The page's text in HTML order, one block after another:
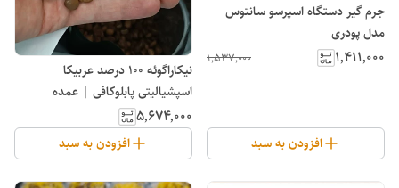
جرم گیر دستگاه اسپرسو سانتوس
مدل پودری
۱٬۴۱۱٬۰۰۰ ۱٬۵۳۷٬۰۰۰
افزودن به سبد
نیکاراگوئه 100 درصد عربیکا
اسپشیالیتی پابلوکافی | عمده
۵٬۶۷۴٬۰۰۰
افزودن به سبد